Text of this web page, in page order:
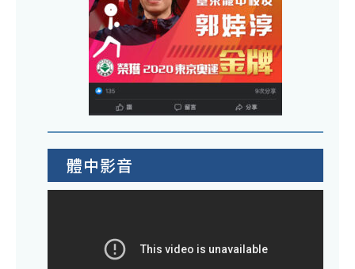
體中影音